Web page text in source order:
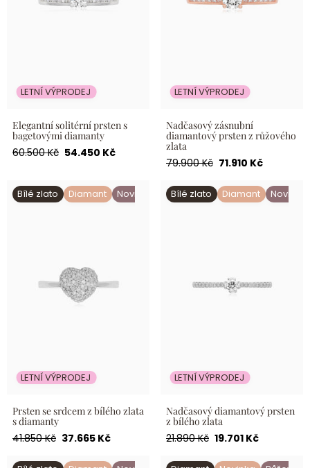
LETNÍ VÝPRODEJ
Elegantní solitérní prsten s
bagetovými diamanty
Běžná
60.500 Kč Akční
54.450 Kč
LETNÍ VÝPRODEJ
Nadčasový zásnubní
diamantový prsten z růžového
zlata
Běžná
79.900 Kč Akční
71.910 Kč
Bílé zlato Diamant Novinka
LETNÍ VÝPRODEJ
Prsten se srdcem z bílého
zlata s diamanty
Prsten se srdcem z bílého zlata
s diamanty
Běžná
41.850 Kč Akční
37.665 Kč
Bílé zlato Diamant Novinka
LETNÍ VÝPRODEJ
Nadčasový diamantový
prsten z bílého zlata
Nadčasový diamantový prsten
z bílého zlata
Běžná
21.890 Kč Akční
19.701 Kč
Diamond Ring with Sparkling Prsten z růžového zlata s